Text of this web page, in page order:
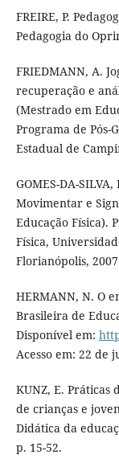
FREIRE, P.
Pedagogia do
FRIEDMANN, A.
recuperação e
(Mestrado em
Programa de Pós-
Estadual de
GOMES-DA-
Movimentar e
Educação Física).
Física,
Florianópolis,
HERMANN, N. O
Brasileira de
Disponível em:
Acesso em: 22 de
KUNZ, E. Práticas
de crianças e
Didática da
p. 15-52.